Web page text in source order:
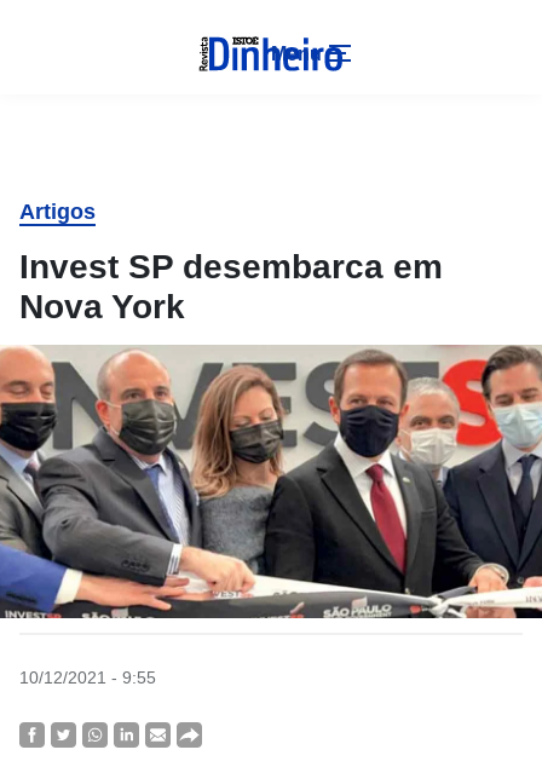
Menu
Artigos
Invest SP desembarca em
Nova York
10/12/2021 - 9:55